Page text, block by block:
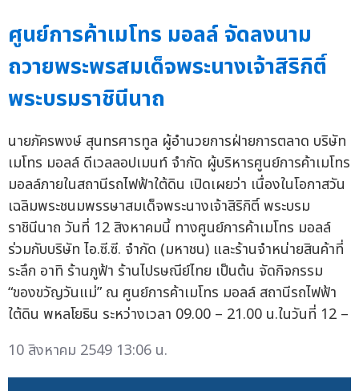
ศูนย์การค้าเมโทร มอลล์ จัดลงนาม
ถวายพระพรสมเด็จพระนางเจ้าสิริกิติ์
พระบรมราชินีนาถ
นายภัครพงษ์ สุนทรศารทูล ผู้อำนวยการฝ่ายการตลาด บริษัท
เมโทร มอลล์ ดีเวลลอปเมนท์ จำกัด ผู้บริหารศูนย์การค้าเมโทร
มอลล์ภายในสถานีรถไฟฟ้าใต้ดิน เปิดเผยว่า เนื่องในโอกาสวัน
เฉลิมพระชนมพรรษาสมเด็จพระนางเจ้าสิริกิติ์ พระบรม
ราชินีนาถ วันที่ 12 สิงหาคมนี้ ทางศูนย์การค้าเมโทร มอลล์
ร่วมกับบริษัท ไอ.ซี.ซี. จำกัด (มหาชน) และร้านจำหน่ายสินค้าที่
ระลึก อาทิ ร้านภูฟ้า ร้านไปรษณีย์ไทย เป็นต้น จัดกิจกรรม
“ของขวัญวันแม่” ณ ศูนย์การค้าเมโทร มอลล์ สถานีรถไฟฟ้า
ใต้ดิน พหลโยธิน ระหว่างเวลา 09.00 – 21.00 น.ในวันที่ 12 –
10 สิงหาคม 2549 13:06 น.